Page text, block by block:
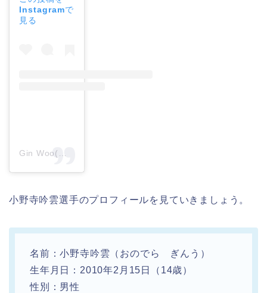
Instagramで
見る
小野寺吟雲選手のプロフィールを見ていきましょう。
名前：小野寺吟雲（おのでら ぎんう）
生年月日：2010年2月15日（14歳）
性別：男性